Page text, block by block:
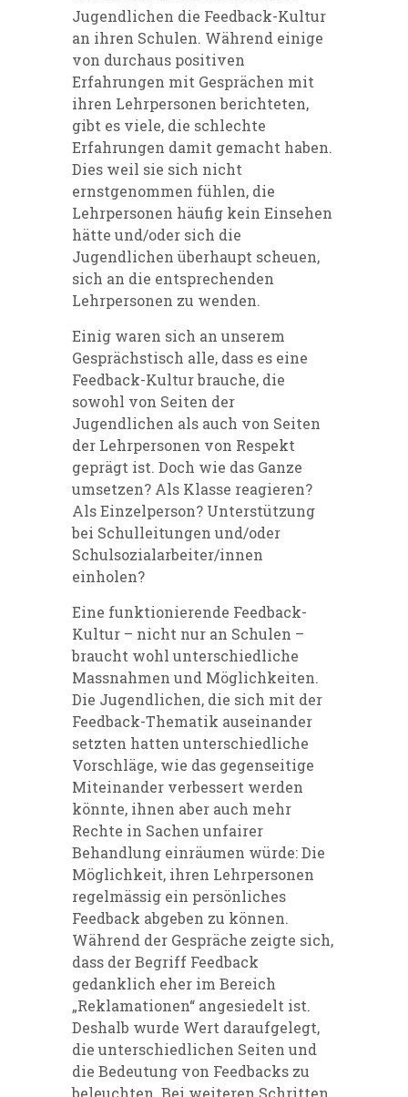
Jugendlichen die Feedback-Kultur
an ihren Schulen. Während einige
von durchaus positiven
Erfahrungen mit Gesprächen mit
ihren Lehrpersonen berichteten,
gibt es viele, die schlechte
Erfahrungen damit gemacht haben.
Dies weil sie sich nicht
ernstgenommen fühlen, die
Lehrpersonen häufig kein Einsehen
hätte und/oder sich die
Jugendlichen überhaupt scheuen,
sich an die entsprechenden
Lehrpersonen zu wenden.
Einig waren sich an unserem
Gesprächstisch alle, dass es eine
Feedback-Kultur brauche, die
sowohl von Seiten der
Jugendlichen als auch von Seiten
der Lehrpersonen von Respekt
geprägt ist. Doch wie das Ganze
umsetzen? Als Klasse reagieren?
Als Einzelperson? Unterstützung
bei Schulleitungen und/oder
Schulsozialarbeiter/innen
einholen?
Eine funktionierende Feedback-
Kultur – nicht nur an Schulen –
braucht wohl unterschiedliche
Massnahmen und Möglichkeiten.
Die Jugendlichen, die sich mit der
Feedback-Thematik auseinander
setzten hatten unterschiedliche
Vorschläge, wie das gegenseitige
Miteinander verbessert werden
könnte, ihnen aber auch mehr
Rechte in Sachen unfairer
Behandlung einräumen würde: Die
Möglichkeit, ihren Lehrpersonen
regelmässig ein persönliches
Feedback abgeben zu können.
Während der Gespräche zeigte sich,
dass der Begriff Feedback
gedanklich eher im Bereich
„Reklamationen“ angesiedelt ist.
Deshalb wurde Wert daraufgelegt,
die unterschiedlichen Seiten und
die Bedeutung von Feedbacks zu
beleuchten. Bei weiteren Schritten